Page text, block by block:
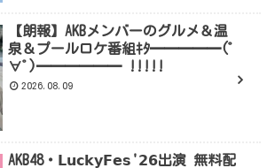
【朗報】AKBメンバーのグルメ＆温
泉＆プールロケ番組ｷﾀ━━━━━(ﾟ
∀ﾟ)━━━━━━ !!!!!
2026.08.09
AKB48・𝗟𝘂𝗰𝗸𝘆𝗙𝗲𝘀'𝟮𝟲出演 無料配